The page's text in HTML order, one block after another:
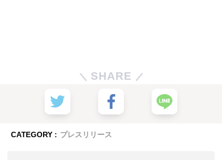
SHARE
CATEGORY : プレスリリース